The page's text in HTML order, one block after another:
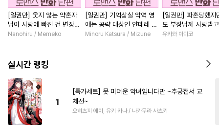
[일권만] 웃지 않는 약혼자
님이 사랑에 빠진 건 변장한
저인 것 같습니다 [단행본]
Nanohiru / Memeko
[일권만] 기억상실 악역 영
애는 공략 대상인 얀데레 의
붓 오라버니에게서 도망칠
Minoru Katsura / Mizune
[일권만] 파혼당했지
도 부장님께 사랑받
니다 [단행본]
유카와 아미코
실시간 랭킹
1
[특가세트] 못 미더운 악녀입니다만 ~추궁접서 교
체전~
오히츠지 에이, 유키 카나 / 나카무라 사츠키